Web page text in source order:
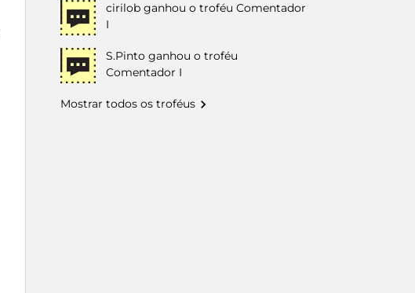
cirilob ganhou o troféu Comentador
I
S.Pinto ganhou o troféu
Comentador I
Mostrar todos os troféus